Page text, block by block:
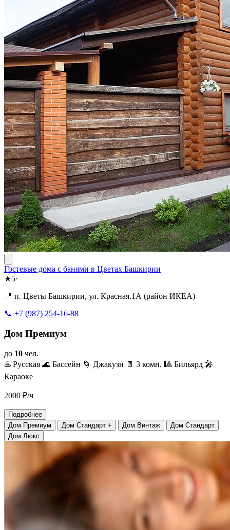
Гостевые дома с банями в Цветах Башкирии
★5·
📍 п. Цветы Башкирии, ул. Красная.1А (район ИКЕА)
📞 +7 (987) 254-16-88
Дом Премиум
до 10 чел.
♨️ Русская 🌊 Бассейн 🌀 Джакузи 🚪 3 комн. 🎱 Бильярд 🎤
Караоке
2000 ₽/ч
Подробнее
Дом Премиум
Дом Стандарт + Дом Винтаж
Дом Стандарт
Дом Люкс